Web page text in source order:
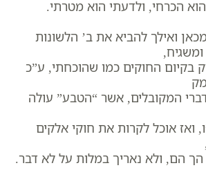
הכרחי, ולדעתי הוא מטרתי.
ואילך להביא את ב’ הלשונות
בקיום החוקים כמו שהוכחתי, ע”כ
המקובלים, אשר “הטבע” עולה
ואז אוכל לקרות את חוקי אלקים
הך הם, ולא נאריך במלות על לא דבר.